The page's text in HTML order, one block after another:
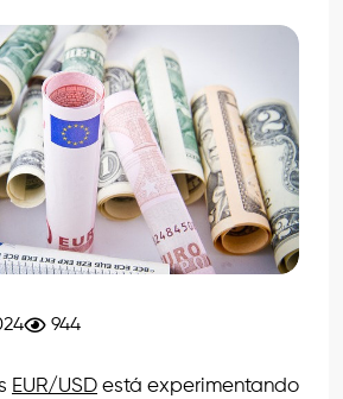
944
EUR/USD está experimentando